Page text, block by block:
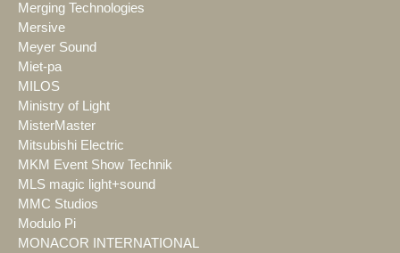
Merging Technologies
Mersive
Meyer Sound
Miet-pa
MILOS
Ministry of Light
MisterMaster
Mitsubishi Electric
MKM Event Show Technik
MLS magic light+sound
MMC Studios
Modulo Pi
MONACOR INTERNATIONAL